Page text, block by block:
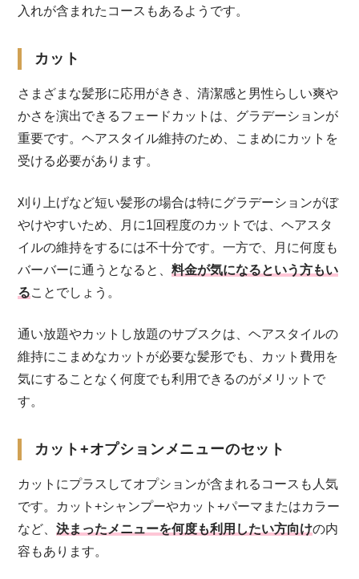
入れが含まれたコースもあるようです。
カット
さまざまな髪形に応用がきき、清潔感と男性らしい爽や
かさを演出できるフェードカットは、グラデーションが
重要です。ヘアスタイル維持のため、こまめにカットを
受ける必要があります。
刈り上げなど短い髪形の場合は特にグラデーションがぼ
やけやすいため、月に1回程度のカットでは、ヘアスタ
イルの維持をするには不十分です。一方で、月に何度も
バーバーに通うとなると、料金が気になるという方もい
ることでしょう。
通い放題やカットし放題のサブスクは、ヘアスタイルの
維持にこまめなカットが必要な髪形でも、カット費用を
気にすることなく何度でも利用できるのがメリットで
す。
カット+オプションメニューのセット
カットにプラスしてオプションが含まれるコースも人気
です。カット+シャンプーやカット+パーマまたはカラー
など、決まったメニューを何度も利用したい方向けの内
容もあります。